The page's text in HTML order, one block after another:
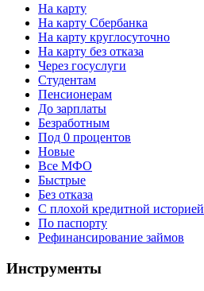
На карту
На карту Сбербанка
На карту круглосуточно
На карту без отказа
Через госуслуги
Студентам
Пенсионерам
До зарплаты
Безработным
Под 0 процентов
Новые
Все МФО
Быстрые
Без отказа
С плохой кредитной историей
По паспорту
Рефинансирование займов
Инструменты